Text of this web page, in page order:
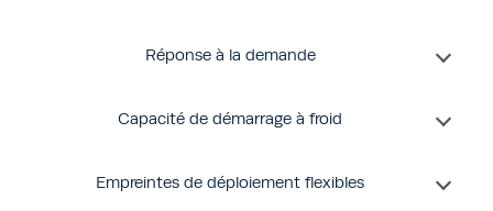
Réponse à la demande
Capacité de démarrage à froid
Empreintes de déploiement flexibles